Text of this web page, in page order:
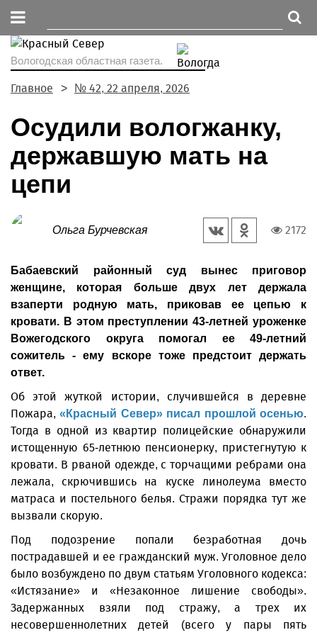
Вологодская областная газета.
Главное № 42, 22 апреля, 2026
Осудили вологжанку,
державшую мать на
цепи
Ольга Бурчевская 2172
Бабаевский районный суд вынес приговор
женщине, которая больше двух лет держала
взаперти родную мать, приковав ее цепью к
кровати. В этом преступлении 43-летней уроженке
Вожегодского округа помогал ее 49-летний
сожитель - ему вскоре тоже предстоит держать
ответ.
Об этой жуткой истории, случившейся в деревне
Пожара,«Красный Север» писал прошлой осенью.
Тогда в одной из квартир полицейские обнаружили
истощенную 65-летнюю пенсионерку, пристегнутую к
кровати. В рваной одежде, с торчащими ребрами она
лежала, скрючившись на куске линолеума вместо
матраса и постельного белья. Стражи порядка тут же
вызвали скорую.
Под подозрение попали безработная дочь
пострадавшей и ее гражданский муж. Уголовное дело
было возбуждено по двум статьям Уголовного кодекса:
«Истязание» и «Незаконное лишение свободы».
Задержанных взяли под стражу, а трех их
несовершеннолетних детей (всего у пары пять